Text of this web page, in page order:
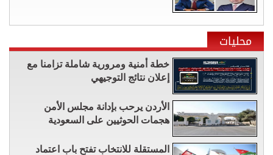
محليات
خطة أمنية ومرورية شاملة تزامنا مع
إعلان نتائج التوجيهي
الأردن يرحب بإدانة مجلس الأمن
هجمات الحوثيين على السعودية
المستقلة للانتخاب تفتح باب اعتماد